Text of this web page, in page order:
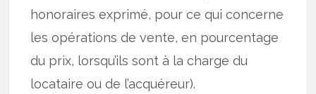
honoraires exprimé, pour ce qui concerne
les opérations de vente, en pourcentage
du prix, lorsqu’ils sont à la charge du
locataire ou de l’acquéreur).